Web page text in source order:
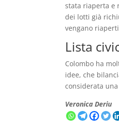
stata riaperta e
dei lotti già
vengano
Lista
Colombo ha
idee, che
considerata
Veronica Deriu